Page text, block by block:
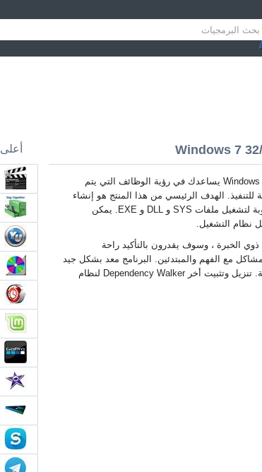
Dependency Walker لنظام التشغيل Windows 7 يساعدك في رؤية الوظائف التي يتم
للتنفيذ. الهدف الرئيسي من هذا المنتج هو إنشاء
تسلسل هرمي متكرر لموارد النظام المطلوبة لتشغيل ملفات SYS و DLL و EXE. يمكن
نظام التشغيل.
الخبرة ، وسوف يقدرون بالتأكيد راحة
مع الفهم والمبتدئين. البرنامج معد بشكل جيد
لأنظمة التشغيل 32 و 64 بت. يدعم وحدة التحكم ووضع الرسومية. تنزيل وتثبيت أخر Dependency Walker لنظام